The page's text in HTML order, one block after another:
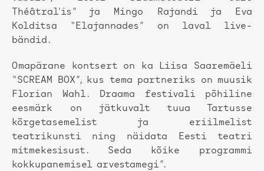
Théâtral’is” ja Mingo Rajandi ja Eva
Kolditsa “Elajannades” on laval live-
bändid.
Omapärane kontsert on ka Liisa Saaremäeli
“SCREAM BOX”, kus tema partneriks on muusik
Florian Wahl. Draama festivali põhiline
eesmärk on jätkuvalt tuua Tartusse
kõrgetasemelist ja eriilmelist
teatrikunsti ning näidata Eesti teatri
mitmekesisust. Seda kõike programmi
kokkupanemisel arvestamegi”.